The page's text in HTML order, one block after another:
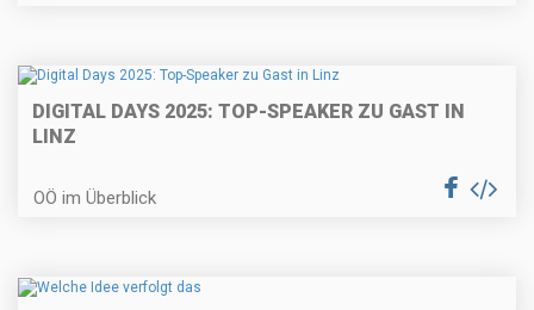
DIGITAL DAYS 2025: TOP-SPEAKER ZU GAST IN
LINZ
OÖ im Überblick